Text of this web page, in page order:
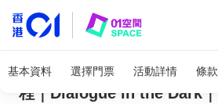
基本資料 選擇門票 活動詳情 條
黑暗中對話體驗館｜01空間
程｜Dialogue in the Dark